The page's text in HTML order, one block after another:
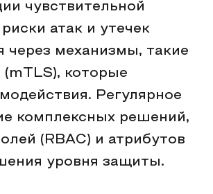
чувствительной
атак и утечек
через механизмы, такие
которые
Регулярное
комплексных решений,
(RBAC) и атрибутов
уровня защиты.